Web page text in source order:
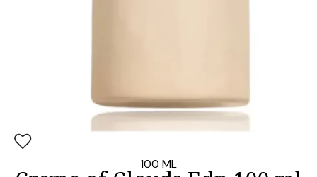
100 ML